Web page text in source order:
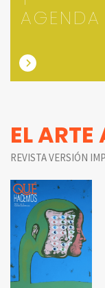
AGENDA
EL
REVISTA VERSIÓN